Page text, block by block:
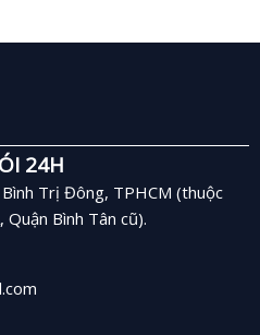
24H
Trị Đông, TPHCM (thuộc
Bình Tân cũ).